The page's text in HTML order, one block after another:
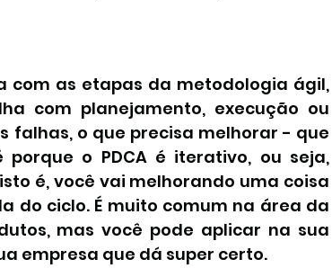
com as etapas da metodologia ágil,
com planejamento, execução ou
falhas, o que precisa melhorar - que
o PDCA é iterativo, ou seja,
é, você vai melhorando uma coisa
do ciclo. É muito comum na área da
mas você pode aplicar na sua
empresa que dá super certo.